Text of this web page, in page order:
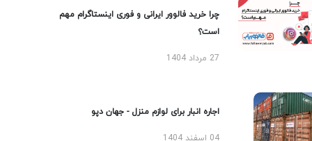
چرا خرید فالوور ایرانی و فوری اینستاگرام مهم
است؟
27 مرداد 1404
اجاره انبار برای لوازم منزل - جهان دپو
04 اسفند 1404